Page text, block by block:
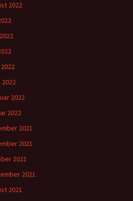
2022
2022
2022
2022
2021
2021
2021
2021
2021